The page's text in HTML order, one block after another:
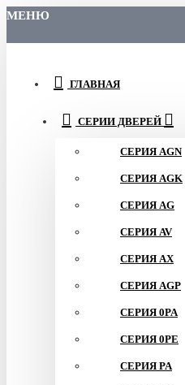
МЕНЮ
ГЛАВНАЯ
СЕРИИ ДВЕРЕЙ
СЕРИЯ AGN
СЕРИЯ AGK
СЕРИЯ AG
СЕРИЯ AV
СЕРИЯ AX
СЕРИЯ AGP
СЕРИЯ 0PA
СЕРИЯ 0PE
СЕРИЯ PA